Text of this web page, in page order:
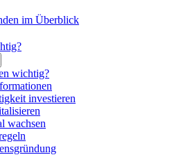
im Überblick
wichtig?
investieren
wachsen